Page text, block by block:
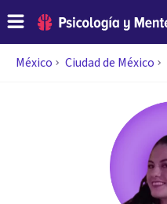
México Ciudad de México